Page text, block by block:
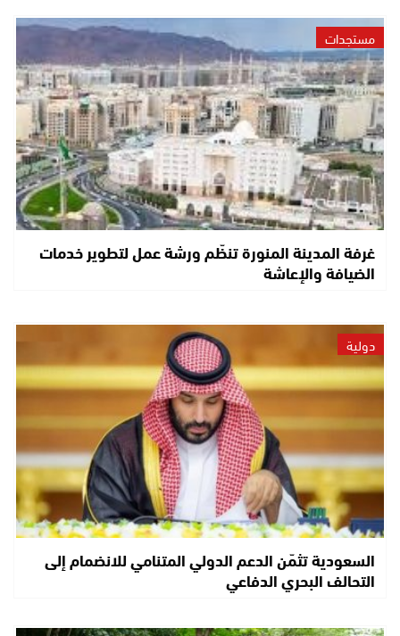
مستجدات
غرفة المدينة المنورة تنظّم ورشة عمل لتطوير خدمات
الضيافة والإعاشة
دولية
السعودية تثمّن الدعم الدولي المتنامي للانضمام إلى
التحالف البحري الدفاعي